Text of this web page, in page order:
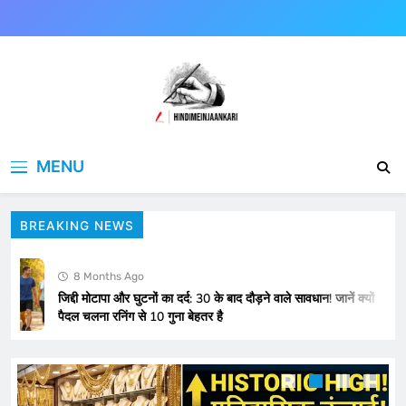
to
MENU
BREAKING NEWS
8 Months Ago
जिद्दी मोटापा और घुटनों का दर्द: 30 के बाद दौड़ने वाले सावधान! जानें क्यों
पैदल चलना रनिंग से 10 गुना बेहतर है
5
वारंट’? 100 मीटर की शर्त से 90% पहाड़ ‘गायब’, क्या
रेगिस्तान बनेंगे दिल्ली-जयपुर?
HEALTH AND FOOD NATIONAL NEWS